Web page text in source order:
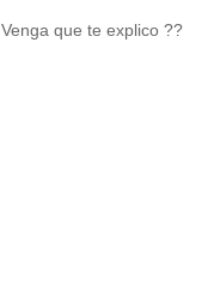
Venga que te explico ??